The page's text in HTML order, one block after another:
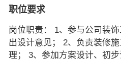
职位要求
岗位职责： 1、参与公司装
出设计意见； 2、负责装修
理； 3、参加方案设计、初步